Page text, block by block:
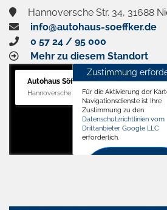
Hannoversche Str. 34, 31688
info@autohaus-soeffker.de
0 57 24 / 95 000
Mehr zu diesem Standort
Autohaus Söffker GmbH
Hannoversche Str. 34, 31688 Nienstädt
Zustimmung
Für die Aktivierung der
Navigationsdienste ist Ihre
Zustimmung zu den
Datenschutzrichtlinien vom
Drittanbieter Google LLC
erforderlich.